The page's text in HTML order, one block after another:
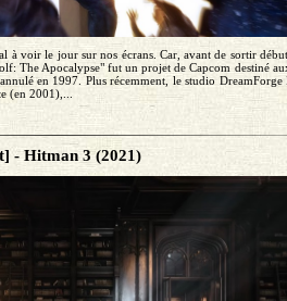
à voir le jour sur nos écrans. Car, avant de sortir
The Apocalypse" fut un projet de Capcom destiné
en 1997. Plus récemment, le studio
(en 2001),...
- Hitman 3 (2021)